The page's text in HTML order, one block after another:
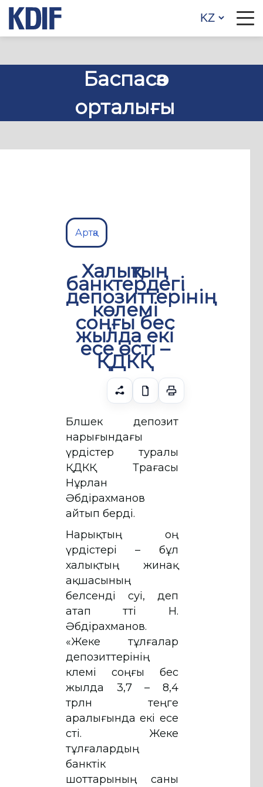
Баспасөз
орталығы
Артқа
Халықтың
банктердегі
депозиттерінің
көлемі
соңғы бес
жылда екі
есе өсті –
ҚДКҚ
Бөлшек депозит
нарығындағы
үрдістер туралы
ҚДКҚ Төрағасы
Нұрлан
Әбдірахманов
айтып берді.
Нарықтың оң
үрдістері – бұл
халықтың жинақ
ақшасының
белсенді өсуі, деп
атап өтті Н.
Әбдірахманов.
«Жеке тұлғалар
депозиттерінің
көлемі соңғы бес
жылда 3,7 – 8,4
трлн теңге
аралығында екі есе
өсті. Жеке
тұлғалардың
банктік
шоттарының саны